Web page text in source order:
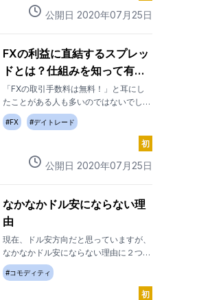
公開日 2020年07 月 25日
FXの利益に直結するスプレッ
ドとは？仕組みを知って有利
にトレードしよう
「FXの取引手数料は無料！」と耳にし
たことがある人も多いのではないでしょ
うか。確かに、これはFXトレードのメ
リットの一つです。しかし、一切のコス
トがかからないかというと、そうではあ
りません。FXトレードでは取引手数料
は無料ですが、その代わりにスプレッド
の利益に直結する重要な要素です。
#FX #デイトレード
初
公開日 2020年07 月 25日
なかなかドル安にならない理
由
現在、ドル安方向だと思っていますが、
なかなかドル安にならない理由に２つ考
えられます。
#コモディティ
初